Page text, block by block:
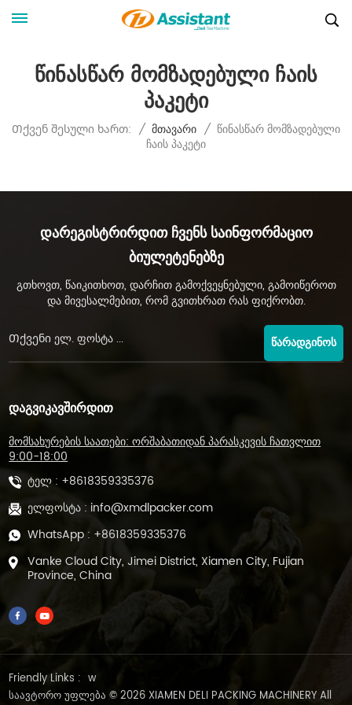
Წინასწარ Მომზადებული Ჩაის
Პაკეტი
Თქვენ Შესული Ხართ: / Მთავარი / Წინასწარ Მომზადებული
Ჩაის Პაკეტი
Დარეგისტრირდით Ჩვენს Საინფორმაციო
Ბიულეტენებზე
გთხოვთ, წაიკითხოთ, დარჩით გამოქვეყნებული, გამოიწეროთ
და მივესალმებით, რომ გვითხრათ რას ფიქრობთ.
ᲬᲐᲠᲐᲓᲒᲘᲜᲝᲡ
ᲓᲐᲒᲕᲘᲙᲐᲕᲨᲘᲠᲓᲘᲗ
მომსახურების საათები: ორშაბათიდან პარასკევის ჩათვლით
9:00-18:00
ტელ : +8618359335376
ელფოსტა : info@xmdlpacker.com
WhatsApp : +8618359335376
Vanke Cloud City, Jimei District, Xiamen City, Fujian
Province, China
Friendly Links : w
საავტორო უფლება © 2026 XIAMEN DELI PACKING MACHINERY All